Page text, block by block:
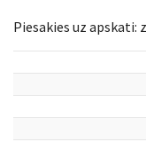
Piesakies uz apskati: